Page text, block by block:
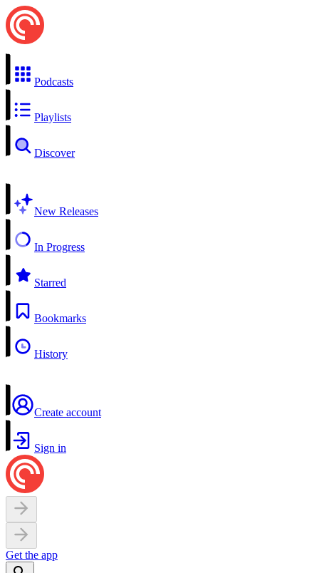
Podcasts
Playlists
Discover
New Releases
In Progress
Starred
Bookmarks
History
Create account
Sign in
Get the app